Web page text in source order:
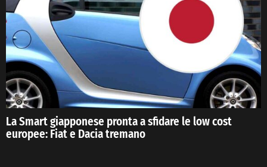
La Smart giapponese pronta a sfidare le low cost
europee: Fiat e Dacia tremano